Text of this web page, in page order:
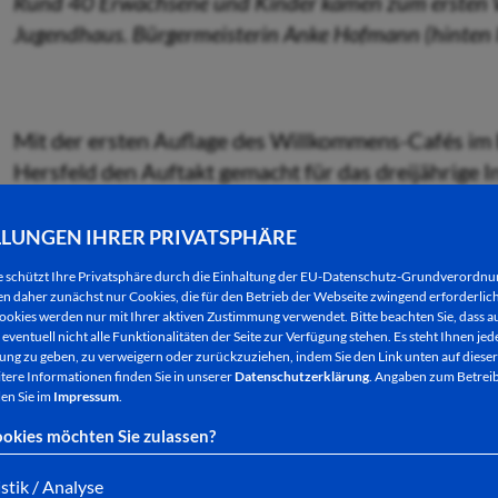
IHRER PRIVATSPHÄRE
schützt Ihre Privatsphäre durch die Einhaltung der EU-Datenschutz-
daher zunächst nur Cookies, die für den Betrieb der Webseite zwingend
werden nur mit Ihrer aktiven Zustimmung verwendet. Bitte beachten Sie, dass
nicht alle Funktionalitäten der Seite zur Verfügung stehen. Es steht Ihnen
zu geben, zu verweigern oder zurückzuziehen, indem Sie den Link unten auf
Informationen finden Sie in unsererDatenschutzerklärung. Angaben zum
Sie im Impressum.
möchten Sie zulassen?
/ Analyse
Jugendhaus. Bürgermeisterin Anke Hofmann (hinten
Mit der ersten Auflage des Willkommens-Cafés
Hersfeld den Auftakt gemacht für das dreijährige
Intergrationsguides zur Stärkung der
Kreisstadt, begrüßte die rund 40 Kinder und
„Wir möchten Ihnen den Start hier in Bad
dass Sie hier ein neues, glückliches Zuhause
Mitarbeiter sowie Ehrenamtliche des städtischen
Ort, um Fragen zu beantworten und, wo nötig, in
Die nächsten Termine stehen bereits fest:
April, jeweils von 16 bis 17.30 Uhr im